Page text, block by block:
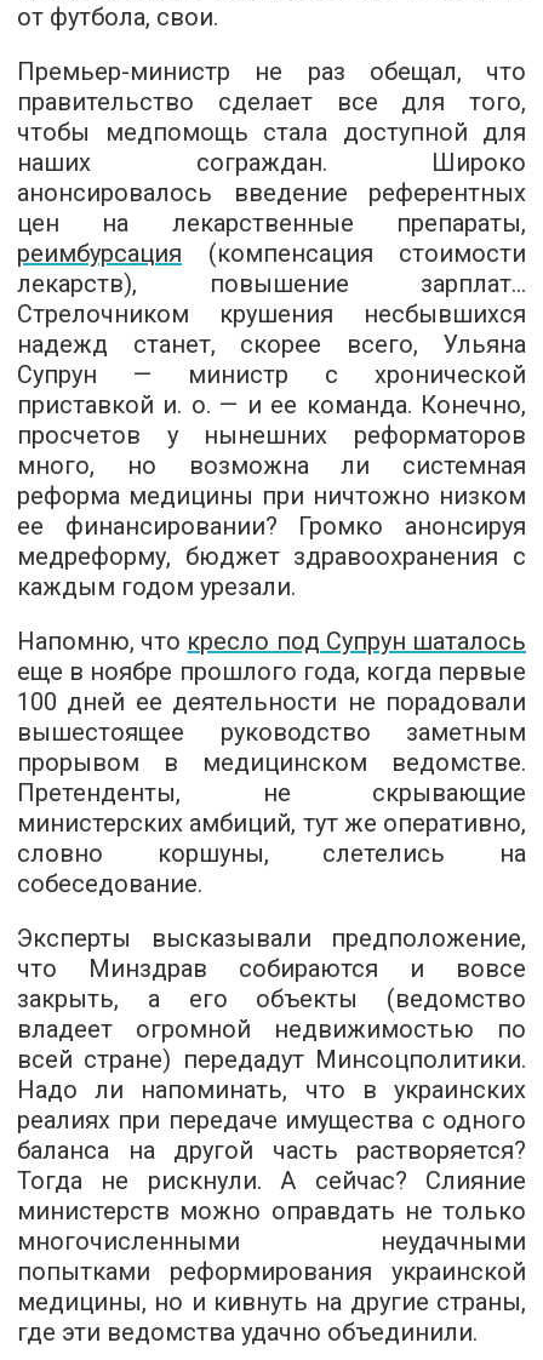
от футбола, свои.
Премьер-министр не раз обещал, что
правительство сделает все для того,
чтобы медпомощь стала доступной для
наших сограждан. Широко
анонсировалось введение референтных
цен на лекарственные препараты,
реимбурсация (компенсация стоимости
лекарств), повышение зарплат...
Стрелочником крушения несбывшихся
надежд станет, скорее всего, Ульяна
Супрун — министр с хронической
приставкой и. о. — и ее команда. Конечно,
просчетов у нынешних реформаторов
много, но возможна ли системная
реформа медицины при ничтожно низком
ее финансировании? Громко анонсируя
медреформу, бюджет здравоохранения с
каждым годом урезали.
Напомню, что кресло под Супрун шаталось
еще в ноябре прошлого года, когда первые
100 дней ее деятельности не порадовали
вышестоящее руководство заметным
прорывом в медицинском ведомстве.
Претенденты, не скрывающие
министерских амбиций, тут же оперативно,
словно коршуны, слетелись на
собеседование.
Эксперты высказывали предположение,
что Минздрав собираются и вовсе
закрыть, а его объекты (ведомство
владеет огромной недвижимостью по
всей стране) передадут Минсоцполитики.
Надо ли напоминать, что в украинских
реалиях при передаче имущества с одного
баланса на другой часть растворяется?
Тогда не рискнули. А сейчас? Слияние
министерств можно оправдать не только
многочисленными неудачными
попытками реформирования украинской
медицины, но и кивнуть на другие страны,
где эти ведомства удачно объединили.